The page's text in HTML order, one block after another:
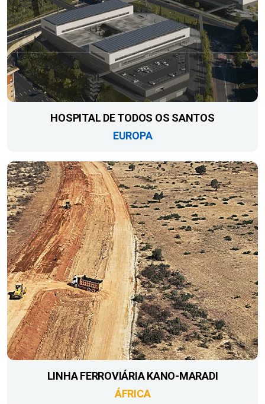
HOSPITAL DE TODOS OS SANTOS
EUROPA
LINHA FERROVIÁRIA KANO-MARADI
ÁFRICA